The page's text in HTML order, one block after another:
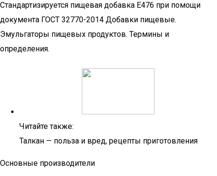
Стандартизируется пищевая добавка Е476 при помощи
документа ГОСТ 32770-2014 Добавки пищевые.
Эмульгаторы пищевых продуктов. Термины и
определения.
Читайте также:
Талкан — польза и вред, рецепты приготовления
Основные производители